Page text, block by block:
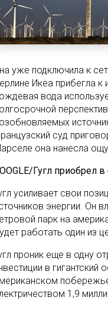
уже подключила к
Икеа прибегла
вода
суд
она нанесла
/Гугл приобрел в
усиливает свои
энергии. Он
парк на
работать один из
проник еще в одну
в
1,9